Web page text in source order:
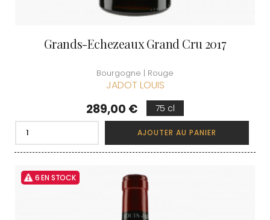
Grands-Echezeaux Grand Cru 2017
Bourgogne | Rouge
JADOT LOUIS
Prix
289,00 € 75 cl
AJOUTER AU PANIER
6 EN STOCK